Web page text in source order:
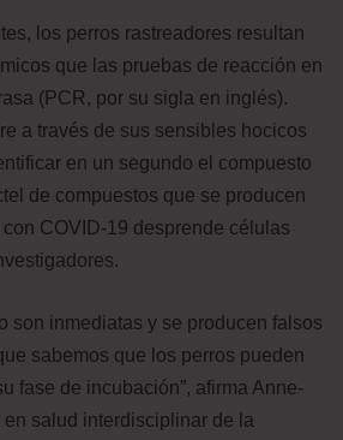
los perros rastreadores resultan
que las pruebas de reacción en
(PCR, por su sigla en inglés).
a través de sus sensibles hocicos
en un segundo el compuesto
de compuestos que se producen
COVID-19 desprende células
son inmediatas y se producen falsos
sabemos que los perros pueden
fase de incubación”, afirma Anne-
en salud interdisciplinar de la